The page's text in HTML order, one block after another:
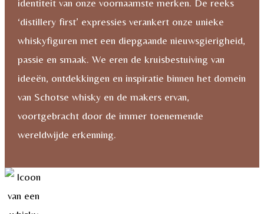
identiteit van onze voornaamste merken. De reeks
‘distillery first’ expressies verankert onze unieke
whiskyfiguren met een diepgaande nieuwsgierigheid,
passie en smaak. We eren de kruisbestuiving van
ideeën, ontdekkingen en inspiratie binnen het domein
van Schotse whisky en de makers ervan,
voortgebracht door de immer toenemende
wereldwijde erkenning.